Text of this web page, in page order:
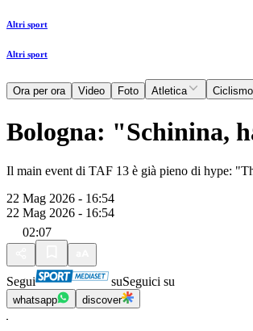
Altri sport
Altri sport
Ora per ora Video Foto Atletica Ciclismo
Bologna: "Schinina,
Il main event di TAF 13 è già pieno di hype:
22 Mag 2026 - 16:54
22 Mag 2026 - 16:54
02:07
Segui suSeguici su
whatsapp discover